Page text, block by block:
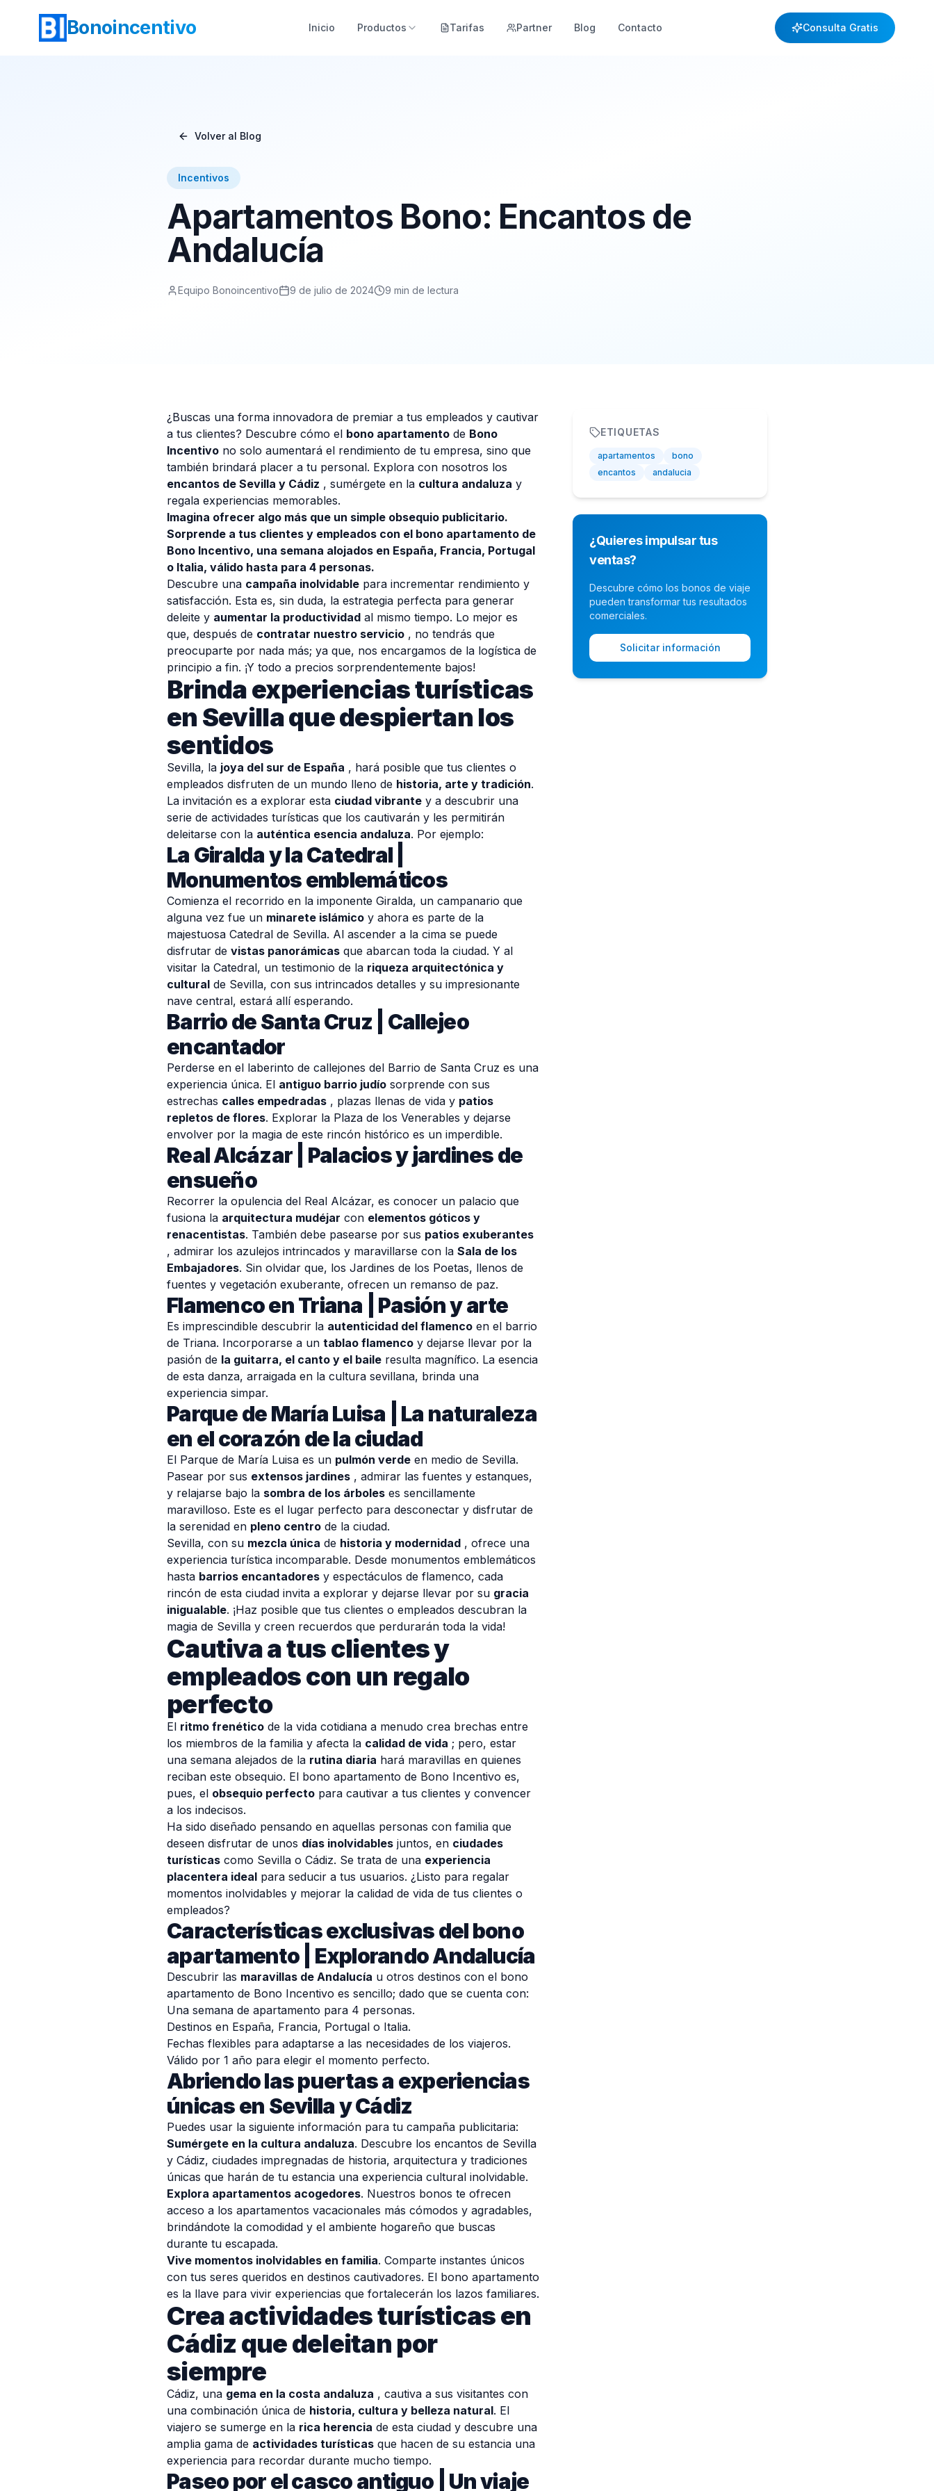
Bonoincentivo Inicio Productos Tarifas Partner Blog Contacto Consulta Gratis
Volver al Blog
Incentivos
Apartamentos Bono: Encantos de
Andalucía
Equipo Bonoincentivo 9 de julio de 2024 9 min de lectura
¿Buscas una forma innovadora de premiar a tus empleados y cautivar
a tus clientes? Descubre cómo el bono apartamento de Bono
Incentivo no solo aumentará el rendimiento de tu empresa, sino que
también brindará placer a tu personal. Explora con nosotros los
encantos de Sevilla y Cádiz , sumérgete en la cultura andaluza y
regala experiencias memorables.
Imagina ofrecer algo más que un simple obsequio publicitario.
Sorprende a tus clientes y empleados con el bono apartamento de
Bono Incentivo, una semana alojados en España, Francia, Portugal
o Italia, válido hasta para 4 personas.
Descubre una campaña inolvidable para incrementar rendimiento y
satisfacción. Esta es, sin duda, la estrategia perfecta para generar
deleite y aumentar la productividad al mismo tiempo. Lo mejor es
que, después de contratar nuestro servicio , no tendrás que
preocuparte por nada más; ya que, nos encargamos de la logística de
principio a fin. ¡Y todo a precios sorprendentemente bajos!
Brinda experiencias turísticas
en Sevilla que despiertan los
sentidos
Sevilla, la joya del sur de España , hará posible que tus clientes o
empleados disfruten de un mundo lleno de historia, arte y tradición.
La invitación es a explorar esta ciudad vibrante y a descubrir una
serie de actividades turísticas que los cautivarán y les permitirán
deleitarse con la auténtica esencia andaluza. Por ejemplo:
La Giralda y la Catedral |
Monumentos emblemáticos
Comienza el recorrido en la imponente Giralda, un campanario que
alguna vez fue un minarete islámico y ahora es parte de la
majestuosa Catedral de Sevilla. Al ascender a la cima se puede
disfrutar de vistas panorámicas que abarcan toda la ciudad. Y al
visitar la Catedral, un testimonio de la riqueza arquitectónica y
cultural de Sevilla, con sus intrincados detalles y su impresionante
nave central, estará allí esperando.
Barrio de Santa Cruz | Callejeo
encantador
Perderse en el laberinto de callejones del Barrio de Santa Cruz es una
experiencia única. El antiguo barrio judío sorprende con sus
estrechas calles empedradas , plazas llenas de vida y patios
repletos de flores. Explorar la Plaza de los Venerables y dejarse
envolver por la magia de este rincón histórico es un imperdible.
Real Alcázar | Palacios y jardines de
ensueño
Recorrer la opulencia del Real Alcázar, es conocer un palacio que
fusiona la arquitectura mudéjar con elementos góticos y
renacentistas. También debe pasearse por sus patios exuberantes
, admirar los azulejos intrincados y maravillarse con la Sala de los
Embajadores. Sin olvidar que, los Jardines de los Poetas, llenos de
fuentes y vegetación exuberante, ofrecen un remanso de paz.
Flamenco en Triana | Pasión y arte
Es imprescindible descubrir la autenticidad del flamenco en el barrio
de Triana. Incorporarse a un tablao flamenco y dejarse llevar por la
pasión de la guitarra, el canto y el baile resulta magnífico. La esencia
de esta danza, arraigada en la cultura sevillana, brinda una
experiencia simpar.
Parque de María Luisa | La naturaleza
en el corazón de la ciudad
El Parque de María Luisa es un pulmón verde en medio de Sevilla.
Pasear por sus extensos jardines , admirar las fuentes y estanques,
y relajarse bajo la sombra de los árboles es sencillamente
maravilloso. Este es el lugar perfecto para desconectar y disfrutar de
la serenidad en pleno centro de la ciudad.
Sevilla, con su mezcla única de historia y modernidad , ofrece una
experiencia turística incomparable. Desde monumentos emblemáticos
hasta barrios encantadores y espectáculos de flamenco, cada
rincón de esta ciudad invita a explorar y dejarse llevar por su gracia
inigualable. ¡Haz posible que tus clientes o empleados descubran la
magia de Sevilla y creen recuerdos que perdurarán toda la vida!
Cautiva a tus clientes y
empleados con un regalo
perfecto
El ritmo frenético de la vida cotidiana a menudo crea brechas entre
los miembros de la familia y afecta la calidad de vida ; pero, estar
una semana alejados de la rutina diaria hará maravillas en quienes
reciban este obsequio. El bono apartamento de Bono Incentivo es,
pues, el obsequio perfecto para cautivar a tus clientes y convencer
a los indecisos.
Ha sido diseñado pensando en aquellas personas con familia que
deseen disfrutar de unos días inolvidables juntos, en ciudades
turísticas como Sevilla o Cádiz. Se trata de una experiencia
placentera ideal para seducir a tus usuarios. ¿Listo para regalar
momentos inolvidables y mejorar la calidad de vida de tus clientes o
empleados?
Características exclusivas del bono
apartamento | Explorando Andalucía
Descubrir las maravillas de Andalucía u otros destinos con el bono
apartamento de Bono Incentivo es sencillo; dado que se cuenta con:
Una semana de apartamento para 4 personas.
Destinos en España, Francia, Portugal o Italia.
Fechas flexibles para adaptarse a las necesidades de los viajeros.
Válido por 1 año para elegir el momento perfecto.
Abriendo las puertas a experiencias
únicas en Sevilla y Cádiz
Puedes usar la siguiente información para tu campaña publicitaria:
Sumérgete en la cultura andaluza. Descubre los encantos de Sevilla
y Cádiz, ciudades impregnadas de historia, arquitectura y tradiciones
únicas que harán de tu estancia una experiencia cultural inolvidable.
Explora apartamentos acogedores. Nuestros bonos te ofrecen
acceso a los apartamentos vacacionales más cómodos y agradables,
brindándote la comodidad y el ambiente hogareño que buscas
durante tu escapada.
Vive momentos inolvidables en familia. Comparte instantes únicos
con tus seres queridos en destinos cautivadores. El bono apartamento
es la llave para vivir experiencias que fortalecerán los lazos familiares.
Crea actividades turísticas en
Cádiz que deleitan por
siempre
Cádiz, una gema en la costa andaluza , cautiva a sus visitantes con
una combinación única de historia, cultura y belleza natural. El
viajero se sumerge en la rica herencia de esta ciudad y descubre una
amplia gama de actividades turísticas que hacen de su estancia una
experiencia para recordar durante mucho tiempo.
Paseo por el casco antiguo | Un viaje
ETIQUETAS
apartamentos
bono
encantos
andalucia
¿Quieres impulsar tus
ventas?
Descubre cómo los bonos de viaje
pueden transformar tus resultados
comerciales.
Solicitar información